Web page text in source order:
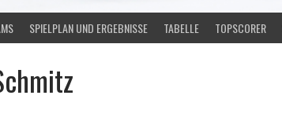
SPIELPLAN UND ERGEBNISSE TABELLE TOPSCORER